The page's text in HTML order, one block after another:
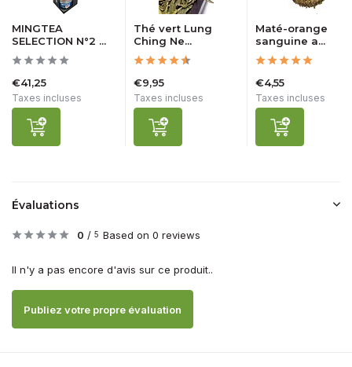
MINGTEA
SELECTION N°2 ...
€41,25
Taxes incluses
Thé vert Lung
Ching Ne...
€9,95
Taxes incluses
Maté-orange
sanguine a...
€4,55
Taxes incluses
Évaluations
0 / 5 Based on 0 reviews
Il n'y a pas encore d'avis sur ce produit..
Publiez votre propre évaluation